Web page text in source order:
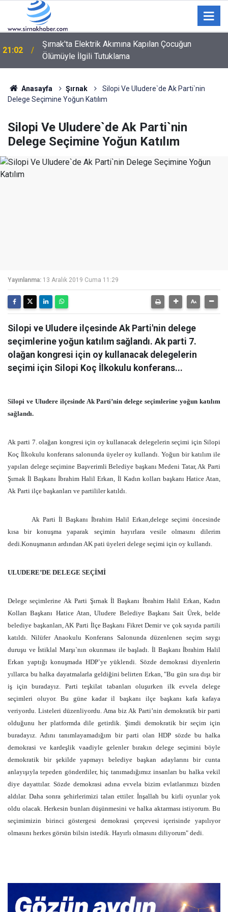
21:02
Şırnak'ta Elektrik Akımına Kapılan Çocuğun
Ölümüyle İlgili Tutuklama
20:20
Terörsüz Türkiye sürecine ilişkin yasa teklifi TBMM
Adalet Komisyonu'nda
Anasayfa Şırnak
Silopi Ve Uludere`de Ak Parti`nin
Delege Seçimine Yoğun Katılım
Silopi Ve Uludere`de Ak Parti`nin
Delege Seçimine Yoğun Katılım
Yayınlanma: 13 Aralık 2019 Cuma 11:29
Silopi ve Uludere ilçesinde Ak Parti'nin delege
seçimlerine yoğun katılım sağlandı. Ak parti 7.
olağan kongresi için oy kullanacak delegelerin
seçimi için Silopi Koç İlkokulu konferans...
Silopi ve Uludere ilçesinde Ak Parti’nin delege seçimlerine yoğun katılım
sağlandı.
Ak parti 7. olağan kongresi için oy kullanacak delegelerin seçimi için Silopi
Koç İlkokulu konferans salonunda üyeler oy kullandı. Yoğun bir katılım ile
yapılan delege seçimine Başverimli Belediye başkanı Medeni Tatar, Ak Parti
Şırnak İl Başkanı İbrahim Halil Erkan, İl Kadın kolları başkanı Hatice Atan,
Ak Parti ilçe başkanları ve partililer katıldı.
Ak Parti İl Başkanı İbrahim Halil Erkan,delege seçimi öncesinde
kısa bir konuşma yaparak seçimin hayırlara vesile olmasını dilerim
dedi.Konuşmanın ardından AK pati üyeleri delege seçimi için oy kullandı.
ULUDERE’DE DELEGE SEÇİMİ
Delege seçimlerine Ak Parti Şırnak İl Başkanı İbrahim Halil Erkan, Kadın
Kolları Başkanı Hatice Atan, Uludere Belediye Başkanı Sait Ürek, belde
belediye başkanları, AK Parti İlçe Başkanı Fikret Demir ve çok sayıda partili
katıldı. Nilüfer Anaokulu Konferans Salonunda düzenlenen seçim saygı
duruşu ve İstiklal Marşı`nın okunması ile başladı. İl Başkanı İbrahim Halil
Erkan yaptığı konuşmada HDP`ye yüklendi. Sözde demokrasi diyenlerin
yıllarca bu halka dayatmalarla geldiğini belirten Erkan, "Bu gün sıra dışı bir
iş için buradayız. Parti teşkilat tabanları oluşurken ilk evvela delege
seçimleri oluyor. Bu güne kadar il başkanı ilçe başkanı kafa kafaya
veriyordu. Listeleri düzenliyordu. Ama biz Ak Parti’nin demokratik bir parti
olduğunu her platformda dile getirdik. Şimdi demokratik bir seçim için
buradayız. Adını tanımlayamadığım bir parti olan HDP sözde bu halka
demokrasi ve kardeşlik vaadiyle gelenler bırakın delege seçimini böyle
demokratik bir şekilde yapmayı belediye başkan adaylarını bir cunta
anlayışıyla tepeden gönderdiler, hiç tanımadığımız insanları bu halka vekil
diye dayattılar. Sözde demokrasi adına evvela bizim evlatlarımızı bizden
aldılar. Daha sonra şehirlerimizi talan ettiler. İnşallah bu kirli oyunlar yok
oldu olacak. Herkesin bunları düşünmesini ve halka aktarması istiyorum. Bu
seçimimizin birinci göstergesi demokrasi çerçevesi içerisinde yapılıyor
olmasını herkes görsün bilsin istedik. Hayırlı olmasını diliyorum" dedi.